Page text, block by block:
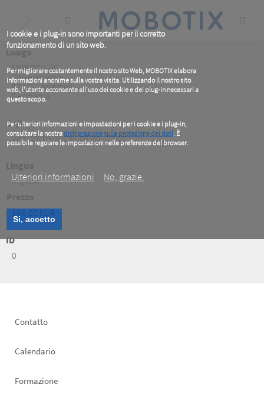
I cookie e i plug-in sono importanti per il corretto
funzionamento di un sito web.
Per migliorare costantemente il nostro sito Web, MOBOTIX elabora
informazioni anonime sulla vostra visita. Utilizzando il nostro sito
web, l'utente acconsente all'uso dei cookie e dei plug-in necessari a
questo scopo.
Per ulteriori informazioni e impostazioni per i cookie e i plug-in,
consultare la nostradichiarazione sulla protezione dei dati. È
possibile regolare le impostazioni nelle preferenze del browser.
Ulteriori informazioni
No, grazie.
Si, accetto
content
MOBOTIX AG
Kaiserstrasse
67722Langmeil
Germania
Da/A
Ven, 23.06.2023 - 08:30 -17:00
Inglese
ID
0
Footer
Contatto
Calendario
Formazione